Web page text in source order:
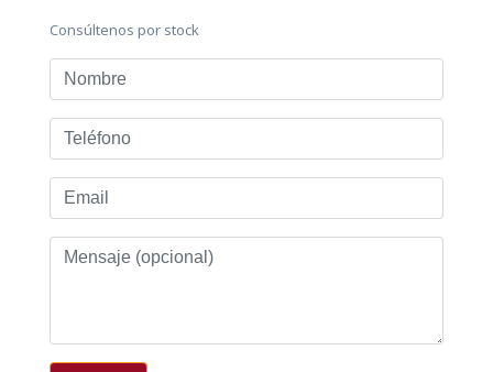
Consúltenos por stock
Nombre
Teléfono
Email
Mensaje